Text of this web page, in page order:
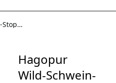
Hagopur Wild-Schwein-Stop Rot 400ml wirksame Abwehr von Schwarzwild
Hagopur
Wild-Schwein-